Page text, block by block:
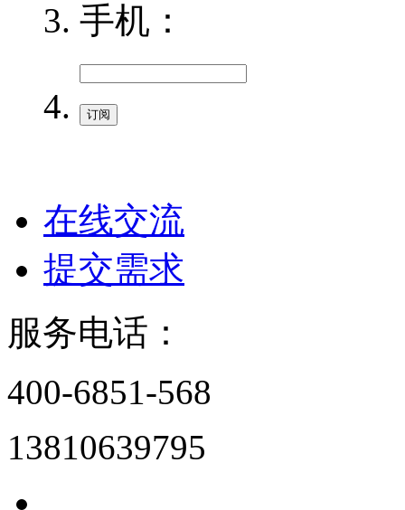
手机：
在线交流
提交需求
服务电话：
400-6851-568
13810639795